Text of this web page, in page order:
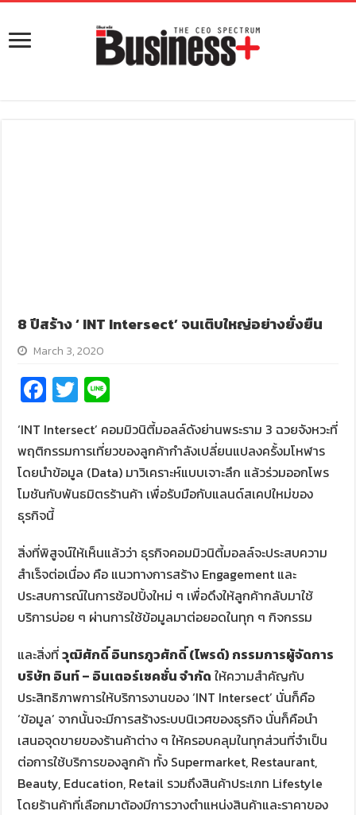
8 ปีสร้าง ‘ INT Intersect’ จนเติบใหญ่อย่างยั่งยืน
March 3, 2020
Fa
ce
b
o
o
k
T
wi
tt
er
e
‘INT Intersect’ คอมมิวนิตี้มอลล์ดังย่านพระราม 3 ฉวยจังหวะที่
พฤติกรรมการเที่ยวของลูกค้ากำลังเปลี่ยนแปลงครั้งมโหฬาร
โดยนำข้อมูล (Data) มาวิเคราะห์แบบเจาะลึก แล้วร่วมออกโพร
โมชันกับพันธมิตรร้านค้า เพื่อรับมือกับแลนด์สเคปใหม่ของ
ธุรกิจนี้
สิ่งที่พิสูจน์ให้เห็นแล้วว่า ธุรกิจคอมมิวนิตี้มอลล์จะประสบความ
สำเร็จต่อเนื่อง คือ แนวทางการสร้าง Engagement และ
ประสบการณ์ในการช้อปปิ้งใหม่ ๆ เพื่อดึงให้ลูกค้ากลับมาใช้
บริการบ่อย ๆ ผ่านการใช้ข้อมูลมาต่อยอดในทุก ๆ กิจกรรม
และสิ่งที่วุฒิศักดิ์ อินทรภูวศักดิ์ (ไพรด์) กรรมการผู้จัดการ
บริษัท อินท์ – อินเตอร์เซคชั่น จำกัด ให้ความสำคัญกับ
ประสิทธิภาพการให้บริการงานของ ‘INT Intersect’ นั่นก็คือ
‘ข้อมูล’ จากนั้นจะมีการสร้างระบบนิเวศของธุรกิจ นั่นก็คือนำ
เสนอจุดขายของร้านค้าต่าง ๆ ให้ครอบคลุมในทุกส่วนที่จำเป็น
ต่อการใช้บริการของลูกค้า ทั้ง Supermarket, Restaurant,
Beauty, Education, Retail รวมถึงสินค้าประเภท Lifestyle
โดยร้านค้าที่เลือกมาต้องมีการวางตำแหน่งสินค้าและราคาของ